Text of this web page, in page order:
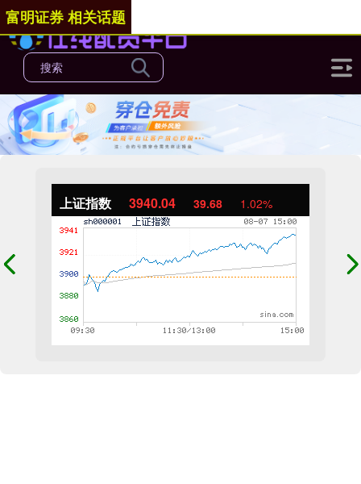
上证指数 3940.04 39.68 1.02%
富明证券 相关话题